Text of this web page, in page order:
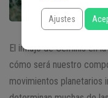
El influjo de Géminis en
cómo será nuestro
movimientos planetarios
Ajustes